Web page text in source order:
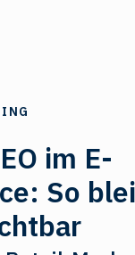
im E-
So